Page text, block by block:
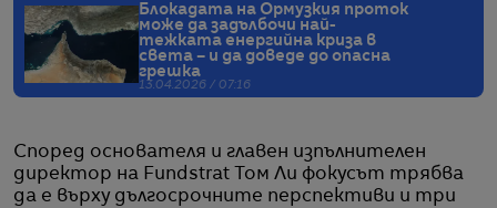
Блокадата на Ормузкия проток
може да задълбочи най-
тежката енергийна криза в
света – и да доведе до опасна
грешка
13.04.2026 / 07:16
Според основателя и главен изпълнителен
директор на Fundstrat Том Ли фокусът трябва
да е върху дългосрочните перспективи и три